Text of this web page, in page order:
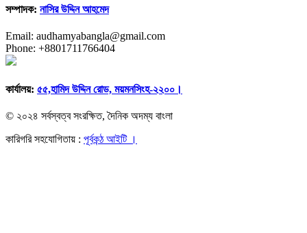
সম্পাদক: নাসির উদ্দিন আহমেদ
Email: audhamyabangla@gmail.com
Phone: +8801711766404
কার্যালয়: ৫৫,হামিদ উদ্দিন রোড, ময়মনসিংহ-২২০০।
© ২০২৪ সর্বস্বত্ব সংরক্ষিত, দৈনিক অদম্য বাংলা
কারিগরি সহযোগিতায় : পূর্বকন্ঠ আইটি ।